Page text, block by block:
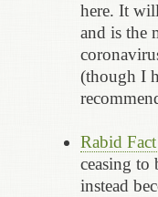
here. It
and is the
(though I
Rabid
ceasing to
instead